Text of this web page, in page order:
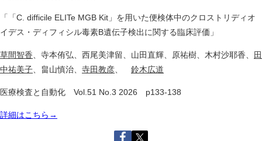
「「C. difficile ELITe MGB Kit」を用いた便検体中のクロストリディオ
イデス・ディフィシル毒素B遺伝子検出に関する臨床評価」
草間智香 、寺本侑弘、西尾美津留、山田直輝、原祐樹、木村沙耶香、 田
中祐美子 、畠山慎治、 寺田教彦 鈴木広道
医療検査と自動化 Vol.51 No.3 2026 p133-138
詳細はこちら→